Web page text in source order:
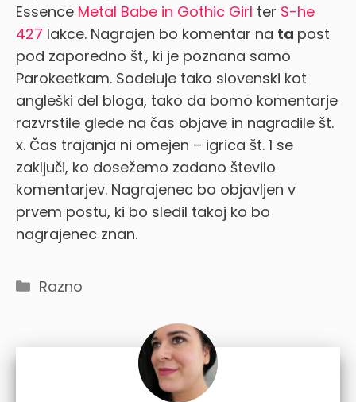
Essence Metal Babe in Gothic Girl ter S-he
427 lakce. Nagrajen bo komentar na ta post
pod zaporedno št., ki je poznana samo
Parokeetkam. Sodeluje tako slovenski kot
angleški del bloga, tako da bomo komentarje
razvrstile glede na čas objave in nagradile št.
x. Čas trajanja ni omejen – igrica št. 1 se
zaključi, ko dosežemo zadano število
komentarjev. Nagrajenec bo objavljen v
prvem postu, ki bo sledil takoj ko bo
nagrajenec znan.
Categories
Razno